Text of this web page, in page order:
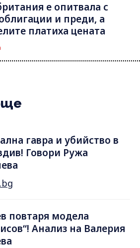
е опитвала с
и преди, а
платиха цената
гавра и убийство в
Говори Ружа
повтаря модела
Анализ на Валерия